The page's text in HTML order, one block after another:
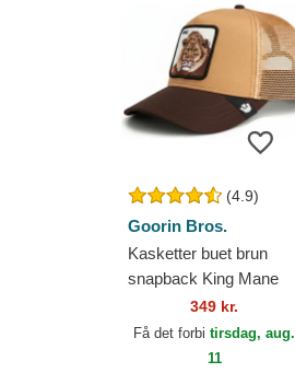
(4.9)
Goorin Bros.
Kasketter buet brun
snapback King Mane
Man The Farm Goorin
Bros.
349 kr.
Få det forbitirsdag, aug.
11